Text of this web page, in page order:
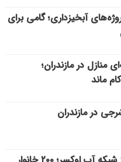
پروژه‌های آبخیزداری؛ گامی برای
منازل در مازندران؛
ماند
در مازندران